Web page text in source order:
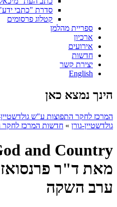
סדרת "כתבי
קטלוג פרסומים
ספריית מהלמן
ארכיון
אירועים
חדשות
יצירת קשר
English
הינך נמצא כאן
המרכז לחקר התפוצות ע"ש גולדשטיין-
גולדשטיין-גורן » חדשות המרכז לחקר
and Country
מאת ד"ר
ערב השקה